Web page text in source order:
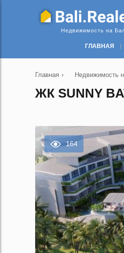
Недвижимость на
ГЛАВНАЯ
Главная › Недвижимость
ЖК SUNNY
164